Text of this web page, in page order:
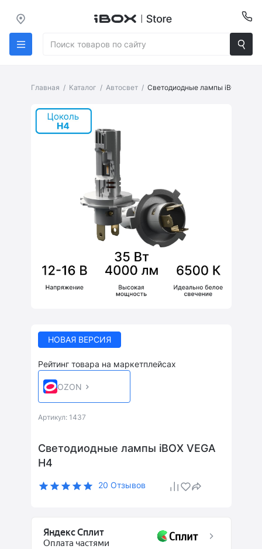
Главная Каталог Автосвет Светодиодные лампы iBOX
Страница товара
Рейтинг товара на маркетплейсах
OZON
Артикул: 1437
Светодиодные лампы iBOX VEGA
H4
20 Отзывов
НОВАЯ ВЕРСИЯ
Яндекс Сплит
Оплата частями